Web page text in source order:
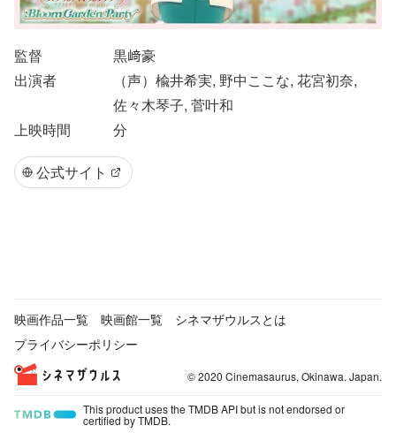
監督
黒﨑豪
出演者
（声）楡井希実, 野中ここな, 花宮初奈,
佐々木琴子, 菅叶和
上映時間
分
公式サイト
映画作品一覧 映画館一覧
シネマザウルスとは
プライバシーポリシー
© 2020 Cinemasaurus, Okinawa. Japan.
This product uses the TMDB API but is not endorsed or
certified by TMDB.